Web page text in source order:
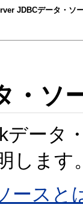
JDBCデータ・ソ
・ソ
データ
します
ースと